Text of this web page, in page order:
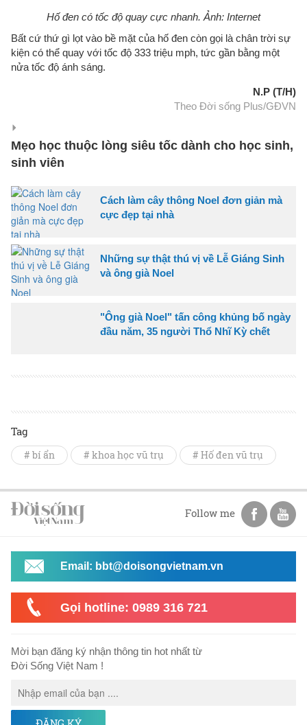
Hố đen có tốc độ quay cực nhanh. Ảnh: Internet
Bất cứ thứ gì lọt vào bề mặt của hố đen còn gọi là chân trời sự
kiện có thể quay với tốc độ 333 triệu mph, tức gần bằng một
nửa tốc độ ánh sáng.
N.P (T/H)
Theo Đời sống Plus/GĐVN
Mẹo học thuộc lòng siêu tốc dành cho học sinh,
sinh viên
Cách làm cây thông Noel đơn giản mà
cực đẹp tại nhà
Những sự thật thú vị về Lễ Giáng Sinh
và ông già Noel
"Ông già Noel" tấn công khủng bố ngày
đầu năm, 35 người Thổ Nhĩ Kỳ chết
Tag
# bí ẩn # khoa học vũ trụ # Hố đen vũ trụ
Follow me
Email: bbt@doisongvietnam.vn
Gọi hotline: 0989 316 721
Mời bạn đăng ký nhận thông tin hot nhất từ
Đời Sống Việt Nam !